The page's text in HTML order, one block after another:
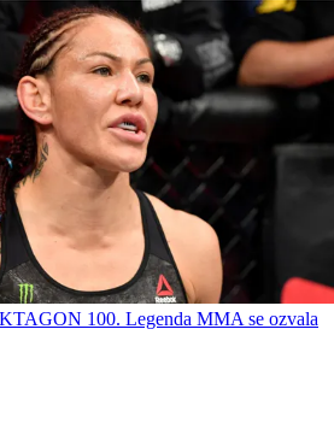
100. Legenda MMA se ozvala